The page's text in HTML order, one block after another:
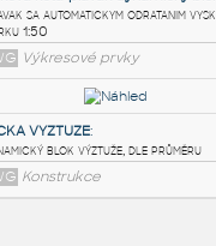
XanaduSymStretch
Symetrické protažení v
(ukázka)
DWG Výkresové prvky